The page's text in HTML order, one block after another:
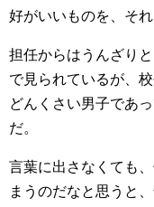
好がいいものを、それ
担任からはうんざり
で見られているが、
どんくさい男子であ
だ。
言葉に出さなくても
まうのだなと思うと